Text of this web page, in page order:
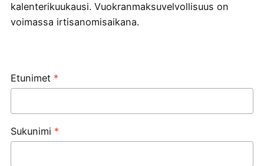
kalenterikuukausi. Vuokranmaksuvelvollisuus on
voimassa irtisanomisaikana.
Etunimet *
Sukunimi *